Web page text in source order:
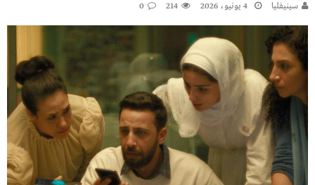
سينيفليا 4 يونيو، 2026 214
0